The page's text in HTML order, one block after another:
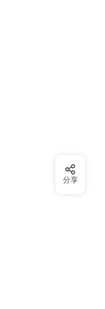
分享